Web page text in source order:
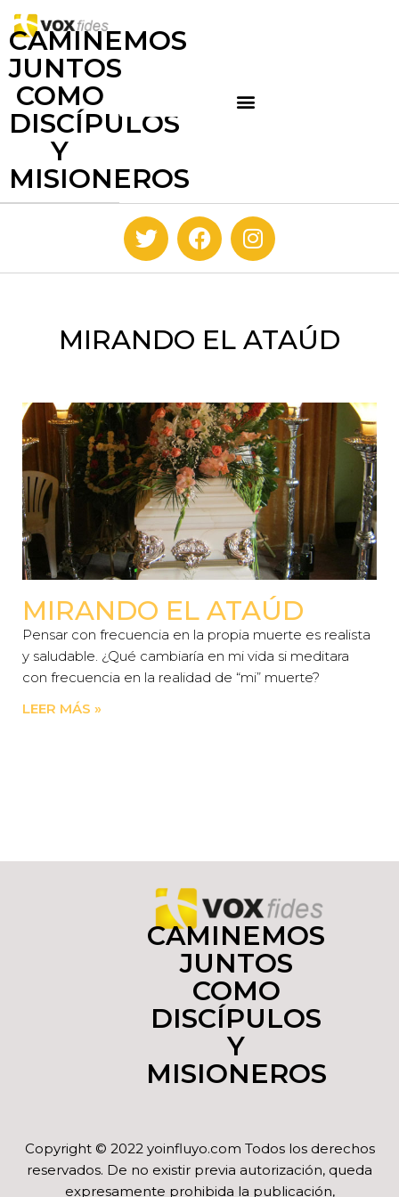
CAMINEMOS
JUNTOS
COMO
DISCÍPULOS
Y
MISIONEROS
MIRANDO EL ATAÚD
MIRANDO EL ATAÚD
Pensar con frecuencia en la propia muerte es realista
y saludable. ¿Qué cambiaría en mi vida si meditara
con frecuencia en la realidad de “mi” muerte?
LEER MÁS »
CAMINEMOS
JUNTOS
COMO
DISCÍPULOS
Y
MISIONEROS
Copyright © 2022 yoinfluyo.com Todos los derechos
reservados. De no existir previa autorización, queda
expresamente prohibida la publicación,